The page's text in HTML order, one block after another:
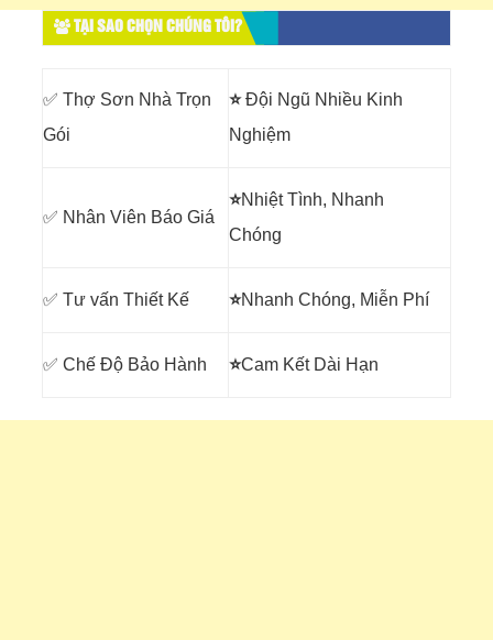
TẠI SAO CHỌN CHÚNG TÔI?
✅ Thợ Sơn Nhà Trọn
Gói
⭐Đội Ngũ Nhiều Kinh
Nghiệm
✅ Nhân Viên Báo Giá
⭐Nhiệt Tình, Nhanh
Chóng
✅ Tư vấn Thiết Kế ⭐Nhanh Chóng, Miễn Phí
✅ Chế Độ Bảo Hành ⭐Cam Kết Dài Hạn